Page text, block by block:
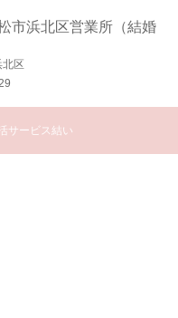
市浜北区営業所（結婚
区
サービス結い